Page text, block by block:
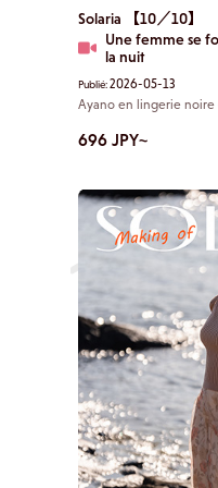
Solaria 【10／10】
Une femme se
la nuit
Publié:2026-05-13
Ayano en lingerie
en haut de l'escalier,
et vous restez sans
l'obscurité de la nuit, et
Vous déglutissez
696 JPY~